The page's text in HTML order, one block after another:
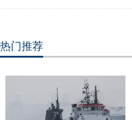
热门推荐